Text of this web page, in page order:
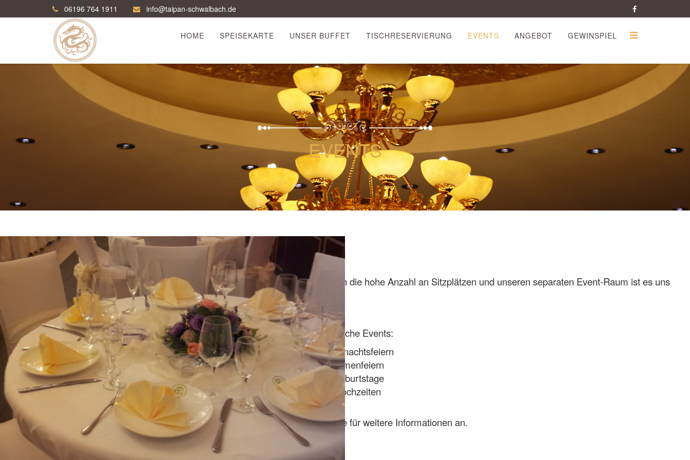
06196 764 1911 info@taipan-schwalbach.de
HOME SPEISEKARTE UNSER BUFFET TISCHRESERVIERUNG EVENTS ANGEBOT GEWINSPIEL
EVENTS
Feiern Sie im Taipan
Das Taipan Restaurant bietet sich als Eventlocation für alle Anlässe an. Durch die hohe Anzahl an Sitzplätzen und unseren separaten Event-Raum ist es uns
möglich jeden Ihrer Wünsche umzusetzen.
Mögliche Events:
Weihnachtsfeiern
Firmenfeiern
Geburtstage
Hochzeiten
Sprechen Sie uns gerne für weitere Informationen an.